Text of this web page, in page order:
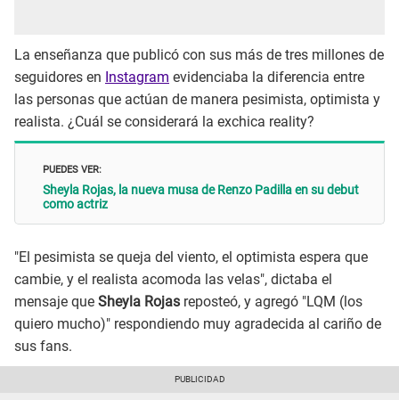
La enseñanza que publicó con sus más de tres millones de
seguidores en Instagram evidenciaba la diferencia entre
las personas que actúan de manera pesimista, optimista y
realista. ¿Cuál se considerará la exchica reality?
PUEDES VER:
Sheyla Rojas, la nueva musa de Renzo Padilla en su debut
como actriz
"El pesimista se queja del viento, el optimista espera que
cambie, y el realista acomoda las velas", dictaba el
mensaje que Sheyla Rojas reposteó, y agregó "LQM (los
quiero mucho)" respondiendo muy agradecida al cariño de
sus fans.